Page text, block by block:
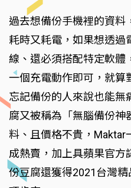
過去想備份手機裡的資料
耗時又耗電，如果想透過
線、還必須搭配特定軟體
一個充電動作即可，就算
忘記備份的人來說也能無
腐又被稱為「無腦備份神
料、且價格不貴，Maktar
成熱賣，加上具蘋果官方
份豆腐還獲得2021台灣